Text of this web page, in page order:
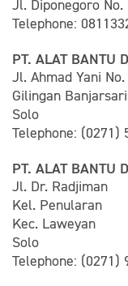
Jl. Diponegoro No.
Telephone:
PT. ALAT BANTU
Jl. Ahmad Yani No.
Gilingan Banjarsari
Solo
Telephone: (0271)
PT. ALAT BANTU
Jl. Dr. Radjiman
Kel. Penularan
Kec. Laweyan
Solo
Telephone: (0271)